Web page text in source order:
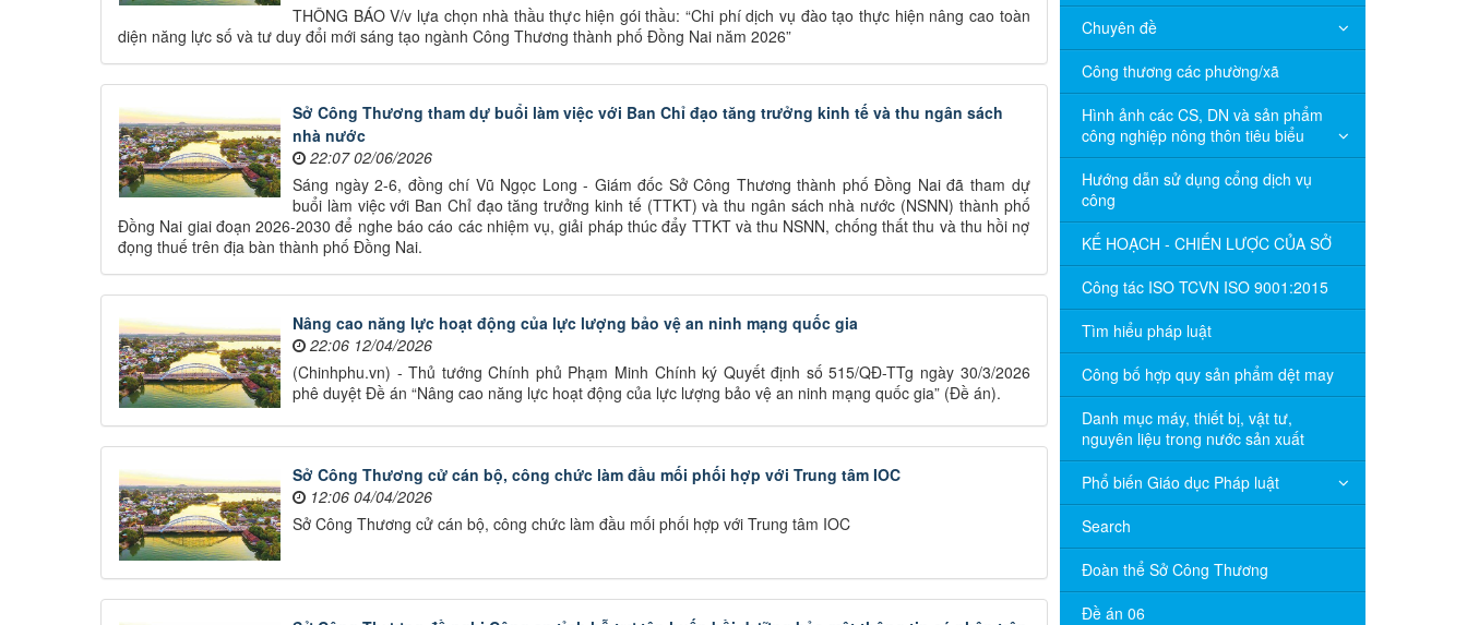
THÔNG BÁO V/v lựa chọn nhà thầu thực hiện gói thầu: “Chi phí dịch vụ đào tạo thực hiện nâng cao toàn
diện năng lực số và tư duy đổi mới sáng tạo ngành Công Thương thành phố Đồng Nai năm 2026”
Sở Công Thương tham dự buổi làm việc với Ban Chỉ đạo tăng trưởng kinh tế và thu ngân sách
nhà nước
22:07 02/06/2026
Sáng ngày 2-6, đồng chí Vũ Ngọc Long - Giám đốc Sở Công Thương thành phố Đồng Nai đã tham dự
buổi làm việc với Ban Chỉ đạo tăng trưởng kinh tế (TTKT) và thu ngân sách nhà nước (NSNN) thành phố
Đồng Nai giai đoạn 2026-2030 để nghe báo cáo các nhiệm vụ, giải pháp thúc đẩy TTKT và thu NSNN, chống thất thu và thu hồi nợ
đọng thuế trên địa bàn thành phố Đồng Nai.
Nâng cao năng lực hoạt động của lực lượng bảo vệ an ninh mạng quốc gia
22:06 12/04/2026
(Chinhphu.vn) - Thủ tướng Chính phủ Phạm Minh Chính ký Quyết định số 515/QĐ-TTg ngày 30/3/2026
phê duyệt Đề án “Nâng cao năng lực hoạt động của lực lượng bảo vệ an ninh mạng quốc gia” (Đề án).
Sở Công Thương cử cán bộ, công chức làm đầu mối phối hợp với Trung tâm IOC
12:06 04/04/2026
Sở Công Thương cử cán bộ, công chức làm đầu mối phối hợp với Trung tâm IOC
Chuyên đề
Công thương các phường/xã
Hình ảnh các CS, DN và sản phẩm
công nghiệp nông thôn tiêu biểu
Hướng dẫn sử dụng cổng dịch vụ
công
KẾ HOẠCH - CHIẾN LƯỢC CỦA SỞ
Công tác ISO TCVN ISO 9001:2015
Tìm hiểu pháp luật
Công bố hợp quy sản phẩm dệt may
Danh mục máy, thiết bị, vật tư,
nguyên liệu trong nước sản xuất
Phổ biến Giáo dục Pháp luật
Search
Đoàn thể Sở Công Thương
Đề án 06